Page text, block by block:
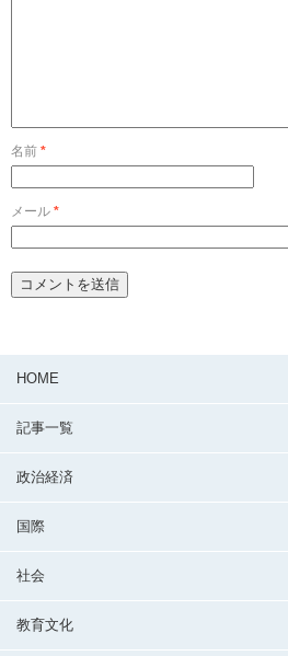
名前 *
メール *
HOME
記事一覧
政治経済
国際
社会
教育文化